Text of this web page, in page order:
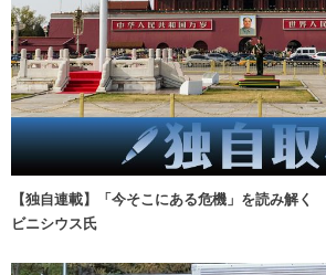
【独自連載】「今そこにある危機」を読み解く
ビニシウス氏